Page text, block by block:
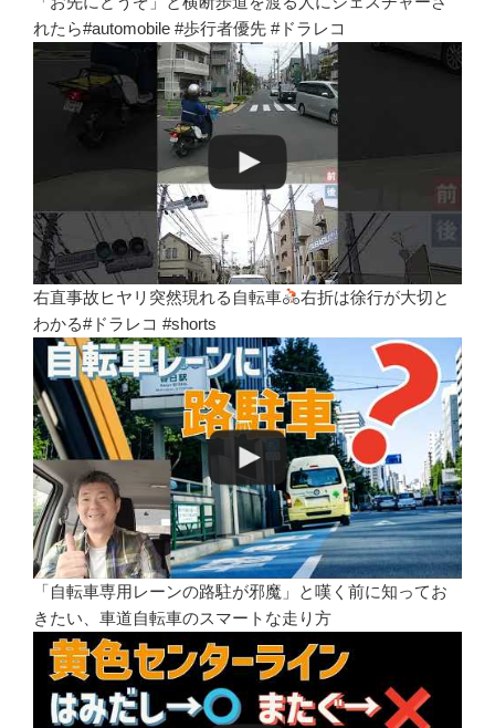
れたら#automobile #歩行者優先 #ドラレコ
右直事故ヒヤリ突然現れる自転車
右折は徐行が大切と
わかる#ドラレコ #shorts
「自転車専用レーンの路駐が邪魔」と嘆く前に知ってお
きたい、車道自転車のスマートな走り方